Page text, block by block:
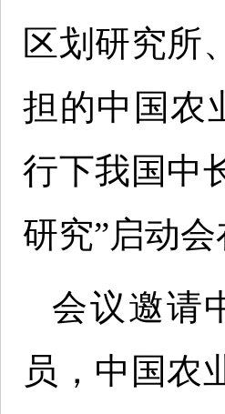
区划研究所
担的中国农
行下我国中
研究”启动
会议邀请
员，中国农